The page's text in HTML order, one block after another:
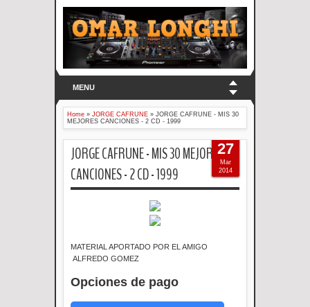
MENU
Home » JORGE CAFRUNE » JORGE CAFRUNE - MIS 30
MEJORES CANCIONES - 2 CD - 1999
JORGE CAFRUNE - MIS 30 MEJORES
CANCIONES - 2 CD - 1999
MATERIAL APORTADO POR EL AMIGO
ALFREDO GOMEZ
Opciones de pago
27
Mar
2014